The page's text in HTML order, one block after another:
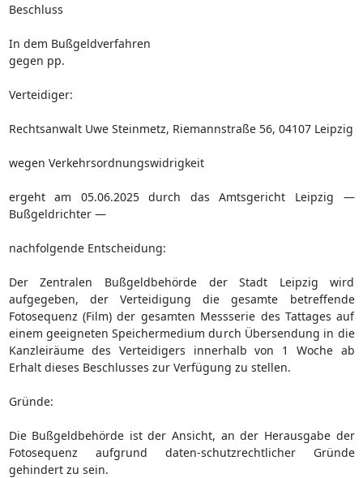
Beschluss
In dem Bußgeldverfahren
gegen pp.
Verteidiger:
Rechtsanwalt Uwe Steinmetz, Riemannstraße 56, 04107 Leipzig
wegen Verkehrsordnungswidrigkeit
ergeht am 05.06.2025 durch das Amtsgericht Leipzig —
Bußgeldrichter —
nachfolgende Entscheidung:
Der Zentralen Bußgeldbehörde der Stadt Leipzig wird
aufgegeben, der Verteidigung die gesamte betreffende
Fotosequenz (Film) der gesamten Messserie des Tattages auf
einem geeigneten Speichermedium durch Übersendung in die
Kanzleiräume des Verteidigers innerhalb von 1 Woche ab
Erhalt dieses Beschlusses zur Verfügung zu stellen.
Gründe:
Die Bußgeldbehörde ist der Ansicht, an der Herausgabe der
Fotosequenz aufgrund daten-schutzrechtlicher Gründe
gehindert zu sein.